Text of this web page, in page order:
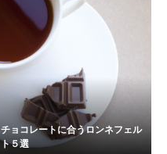
チョコレートに合うロンネフェル
ト５選